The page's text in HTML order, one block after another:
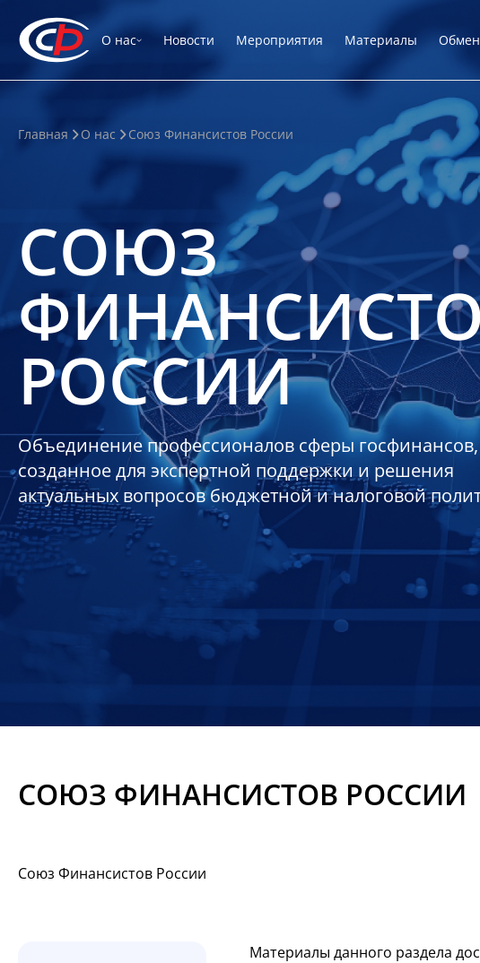
О нас Новости Мероприятия Материалы
Главная О нас Союз Финансистов России
СОЮЗ
РОССИИ
Объединение профессионалов сферы госфинансов,
созданное для экспертной поддержки и решения
актуальных вопросов бюджетной и налоговой
СОЮЗ ФИНАНСИСТОВ РОССИИ
Союз Финансистов России
Материалы данного раздела